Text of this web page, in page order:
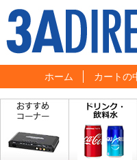
ホーム カートの